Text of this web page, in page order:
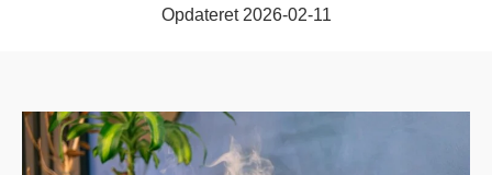
Opdateret 2026-02-11